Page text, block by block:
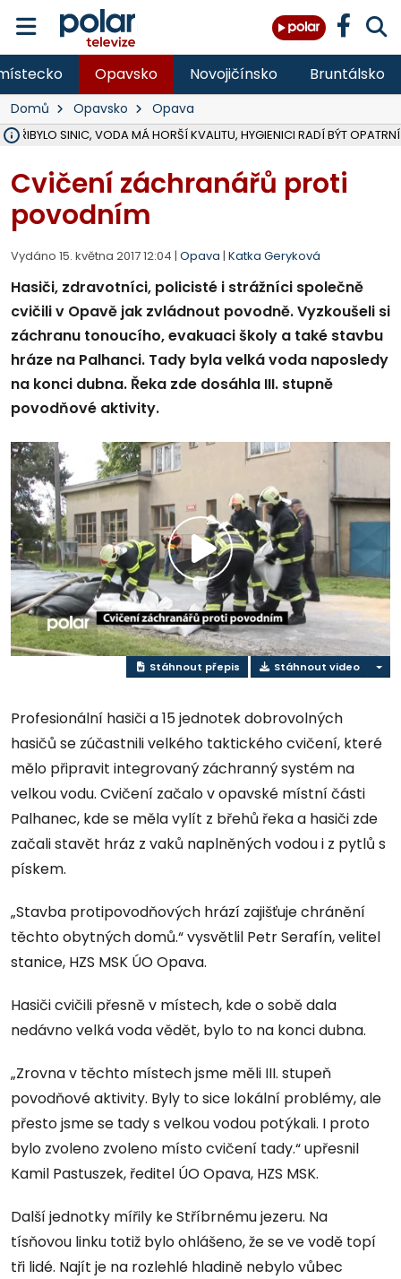
Opavsko Novojičínsko Bruntálsko
Domů Opavsko Opava
PŘIBYLO SINIC, VODA MÁ HORŠÍ KVALITU, HYGIENICI RADÍ BÝT OPATRNÍ
​Cvičení záchranářů proti
povodním
Vydáno 15. května 2017 12:04 | Opava | Katka Geryková
Hasiči, zdravotníci, policisté i strážníci společně
cvičili v Opavě jak zvládnout povodně. Vyzkoušeli si
záchranu tonoucího, evakuaci školy a také stavbu
hráze na Palhanci. Tady byla velká voda naposledy
na konci dubna. Řeka zde dosáhla III. stupně
povodňové aktivity.
Přehrát
video
Stáhnout přepis Stáhnout video
Profesionální hasiči a 15 jednotek dobrovolných
hasičů se zúčastnili velkého taktického cvičení, které
mělo připravit integrovaný záchranný systém na
velkou vodu. Cvičení začalo v opavské místní části
Palhanec, kde se měla vylít z břehů řeka a hasiči zde
začali stavět hráz z vaků naplněných vodou i z pytlů s
pískem.
„Stavba protipovodňových hrází zajišťuje chránění
těchto obytných domů.“ vysvětlil Petr Serafín, velitel
stanice, HZS MSK ÚO Opava.
Hasiči cvičili přesně v místech, kde o sobě dala
nedávno velká voda vědět, bylo to na konci dubna.
„Zrovna v těchto místech jsme měli III. stupeň
povodňové aktivity. Byly to sice lokální problémy, ale
přesto jsme se tady s velkou vodou potýkali. I proto
bylo zvoleno zvoleno místo cvičení tady.“ upřesnil
Kamil Pastuszek, ředitel ÚO Opava, HZS MSK.
Další jednotky mířily ke Stříbrnému jezeru. Na
tísňovou linku totiž bylo ohlášeno, že se ve vodě topí
tři lidé. Najít je na rozlehlé hladině nebylo vůbec